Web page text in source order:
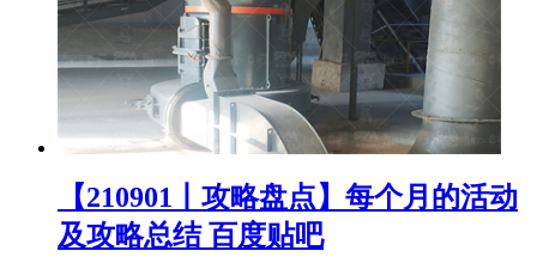
【210901丨攻略盘点】每个月的活动
及攻略总结 百度贴吧